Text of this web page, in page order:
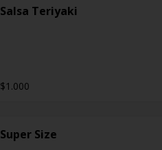
Salsa Teriyaki
$1.000
Super Size